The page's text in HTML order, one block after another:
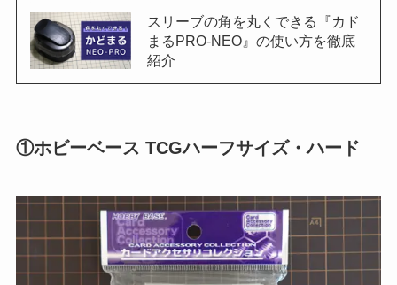
スリーブの角を丸くできる『カド
まるPRO-NEO』の使い方を徹底
紹介
①ホビーベース TCGハーフサイズ・ハード